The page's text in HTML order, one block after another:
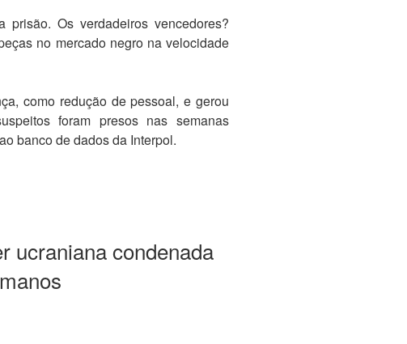
Os verdadeiros vencedores?
no mercado negro na velocidade
como redução de pessoal, e gerou
foram presos nas semanas
banco de dados da Interpol.
ucraniana condenada